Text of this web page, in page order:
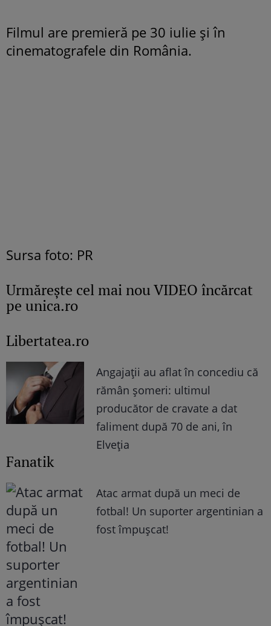
Filmul are premieră pe 30 iulie şi în
cinematografele din România.
Sursa foto: PR
Urmăreşte cel mai nou VIDEO încărcat
pe unica.ro
Libertatea.ro
Angajații au aflat în concediu că
rămân șomeri: ultimul
producător de cravate a dat
faliment după 70 de ani, în
Elveția
Fanatik
Atac armat după un meci de
fotbal! Un suporter argentinian a
fost împușcat!